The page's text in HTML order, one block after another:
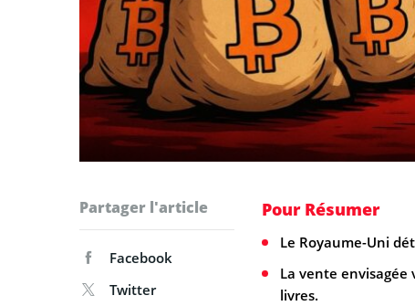
Partager l'article
Facebook
Twitter
Pour Résumer
Le Royaume-Uni
La vente
livres.